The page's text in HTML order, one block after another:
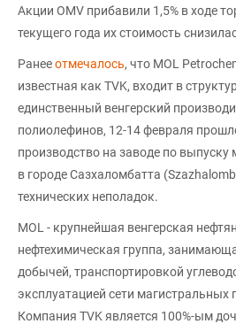
Акции OMV прибавили 1,5% в ходе
текущего года их стоимость
Ранееотмечалось, что MOL
известная как TVK, входит в
единственный венгерский
полиолефинов, 12-14 февраля
производство на заводе по выпуску
в городе Сазхаломбатта
технических неполадок.
MOL - крупнейшая венгерская
нефтехимическая группа,
добычей, транспортировкой
эксплуатацией сети магистральных
Компания TVK является 100%-ым